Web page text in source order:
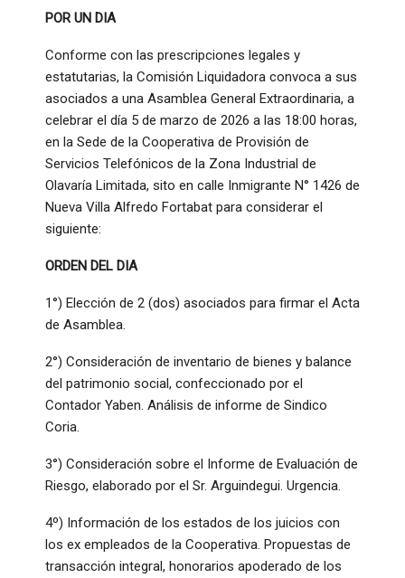
POR UN DIA
Conforme con las prescripciones legales y
estatutarias, la Comisión Liquidadora convoca a sus
asociados a una Asamblea General Extraordinaria, a
celebrar el día 5 de marzo de 2026 a las 18:00 horas,
en la Sede de la Cooperativa de Provisión de
Servicios Telefónicos de la Zona Industrial de
Olavaría Limitada, sito en calle Inmigrante N° 1426 de
Nueva Villa Alfredo Fortabat para considerar el
siguiente:
ORDEN DEL DIA
1°) Elección de 2 (dos) asociados para firmar el Acta
de Asamblea.
2°) Consideración de inventario de bienes y balance
del patrimonio social, confeccionado por el
Contador Yaben. Análisis de informe de Sindico
Coria.
3°) Consideración sobre el Informe de Evaluación de
Riesgo, elaborado por el Sr. Arguindegui. Urgencia.
4º) Información de los estados de los juicios con
los ex empleados de la Cooperativa. Propuestas de
transacción integral, honorarios apoderado de los